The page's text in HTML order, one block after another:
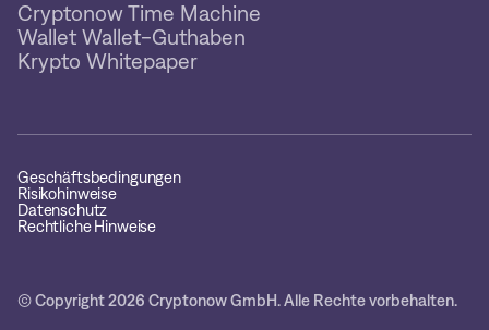
Cryptonow Time Machine
Wallet Wallet-Guthaben
Krypto Whitepaper
Geschäftsbedingungen
Risikohinweise
Datenschutz
Rechtliche Hinweise
© Copyright 2026 Cryptonow GmbH. Alle Rechte vorbehalten.